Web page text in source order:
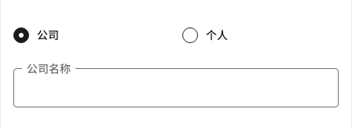
公司 个人
公司名称